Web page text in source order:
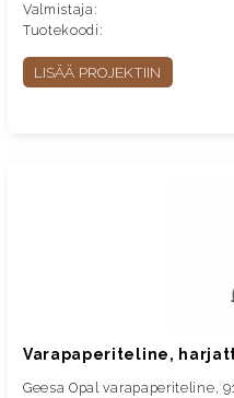
Valmistaja:
Tuotekoodi:
LISÄÄ PROJEKTIIN
Varapaperiteline,
Geesa Opal varapaperiteline,